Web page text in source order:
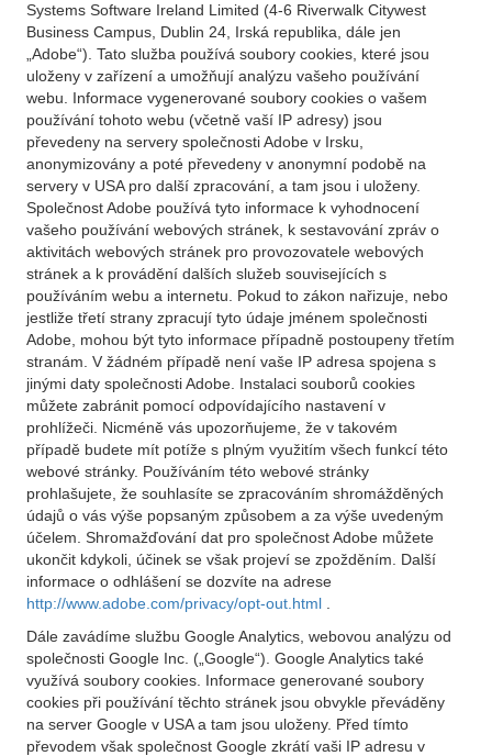
Systems Software Ireland Limited (4-6 Riverwalk Citywest
Business Campus, Dublin 24, Irská republika, dále jen
„Adobe“). Tato služba používá soubory cookies, které jsou
uloženy v zařízení a umožňují analýzu vašeho používání
webu. Informace vygenerované soubory cookies o vašem
používání tohoto webu (včetně vaší IP adresy) jsou
převedeny na servery společnosti Adobe v Irsku,
anonymizovány a poté převedeny v anonymní podobě na
servery v USA pro další zpracování, a tam jsou i uloženy.
Společnost Adobe používá tyto informace k vyhodnocení
vašeho používání webových stránek, k sestavování zpráv o
aktivitách webových stránek pro provozovatele webových
stránek a k provádění dalších služeb souvisejících s
používáním webu a internetu. Pokud to zákon nařizuje, nebo
jestliže třetí strany zpracují tyto údaje jménem společnosti
Adobe, mohou být tyto informace případně postoupeny třetím
stranám. V žádném případě není vaše IP adresa spojena s
jinými daty společnosti Adobe. Instalaci souborů cookies
můžete zabránit pomocí odpovídajícího nastavení v
prohlížeči. Nicméně vás upozorňujeme, že v takovém
případě budete mít potíže s plným využitím všech funkcí této
webové stránky. Používáním této webové stránky
prohlašujete, že souhlasíte se zpracováním shromážděných
údajů o vás výše popsaným způsobem a za výše uvedeným
účelem. Shromažďování dat pro společnost Adobe můžete
ukončit kdykoli, účinek se však projeví se zpožděním. Další
informace o odhlášení se dozvíte na adrese
http://www.adobe.com/privacy/opt-out.html
Dále zavádíme službu Google Analytics, webovou analýzu od
společnosti Google Inc. („Google“). Google Analytics také
využívá soubory cookies. Informace generované soubory
cookies při používání těchto stránek jsou obvykle převáděny
na server Google v USA a tam jsou uloženy. Před tímto
převodem však společnost Google zkrátí vaši IP adresu v